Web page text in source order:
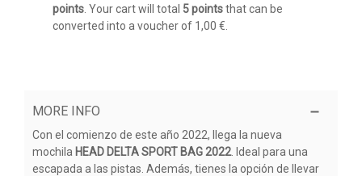
points . Your cart will total 5pointsthat can be
converted into a voucher of 1,00 €
MORE INFO
Con el comienzo de este año 2022, llega la nueva
mochila HEAD DELTA SPORT BAG 2022. Ideal para una
escapada a las pistas. Además, tienes la opción de llevar